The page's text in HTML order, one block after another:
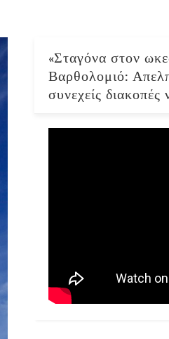
«Σταγόνα στον
Βαρθολομιό:
συνεχείς διακοπές